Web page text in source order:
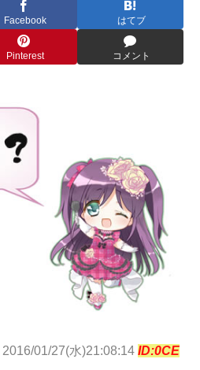
Facebook はてブ
Pinterest コメント
2016/01/27(水)21:08:14 ID:0CE